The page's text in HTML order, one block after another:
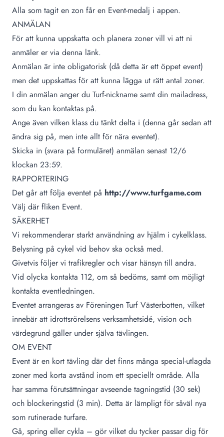
Alla som tagit en zon får en Event-medalj i appen.
ANMÄLAN
För att kunna uppskatta och planera zoner vill vi att ni
anmäler er via denna länk.
Anmälan är inte obligatorisk (då detta är ett öppet event)
men det uppskattas för att kunna lägga ut rätt antal zoner.
I din anmälan anger du Turf-nickname samt din mailadress,
som du kan kontaktas på.
Ange även vilken klass du tänkt delta i (denna går sedan att
ändra sig på, men inte allt för nära eventet).
Skicka in (svara på formuläret) anmälan senast 12/6
klockan 23:59.
RAPPORTERING
Det går att följa eventet på http://www.turfgame.com
Välj där fliken Event.
SÄKERHET
Vi rekommenderar starkt användning av hjälm i cykelklass.
Belysning på cykel vid behov ska också med.
Givetvis följer vi trafikregler och visar hänsyn till andra.
Vid olycka kontakta 112, om så bedöms, samt om möjligt
kontakta eventledningen.
Eventet arrangeras av Föreningen Turf Västerbotten, vilket
innebär att idrottsrörelsens verksamhetsidé, vision och
värdegrund gäller under själva tävlingen.
OM EVENT
Event är en kort tävling där det finns många special-utlagda
zoner med korta avstånd inom ett speciellt område. Alla
har samma förutsättningar avseende tagningstid (30 sek)
och blockeringstid (3 min). Detta är lämpligt för såväl nya
som rutinerade turfare.
Gå, spring eller cykla – gör vilket du tycker passar dig för